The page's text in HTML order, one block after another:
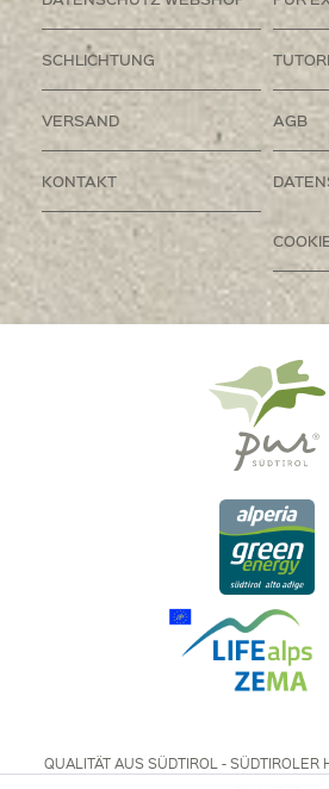
SCHLICHTUNG
VERSAND AGB
KONTAKT
QUALITÄT AUS SÜDTIROL - SÜDTIROLER